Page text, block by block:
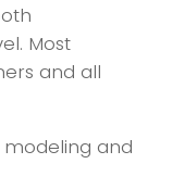
Most
and all
modeling and